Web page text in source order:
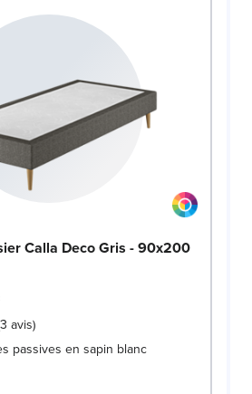
Calla Deco Gris - 90x200
3 avis
passives en sapin blanc